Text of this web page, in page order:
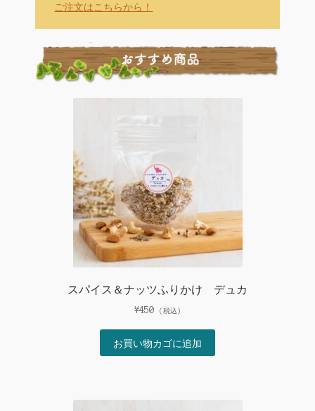
ご注文はこちらから！
スパイス＆ナッツふりかけ デュカ
¥450 (税込)
お買い物カゴに追加